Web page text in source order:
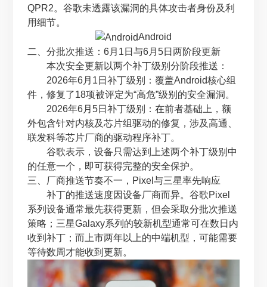
QPR2。谷歌未透露该漏洞的具体攻击者身份及利
用细节。
Android
二、分批次推送：6月1日与6月5日两阶段更新
本次安全更新以两个补丁级别分阶段推送：
2026年6月1日补丁级别：覆盖Android核心组
件，修复了18项被评定为“高危”级别的安全漏洞。
2026年6月5日补丁级别：在前者基础上，额
外包含针对内核及芯片组驱动的修复，涉及高通、
联发科等芯片厂商的驱动程序补丁。
谷歌表示，设备只需达到上述两个补丁级别中
的任意一个，即可获得完整的安全保护。
三、厂商推送节奏不一，Pixel与三星率先响应
补丁的推送速度因设备厂商而异。谷歌Pixel
系列设备通常最先获得更新，但会采取分批次推送
策略；三星Galaxy系列的较新机型通常可在数日内
收到补丁；而上市两年以上的中端机型，可能需要
等待数周才能收到更新。